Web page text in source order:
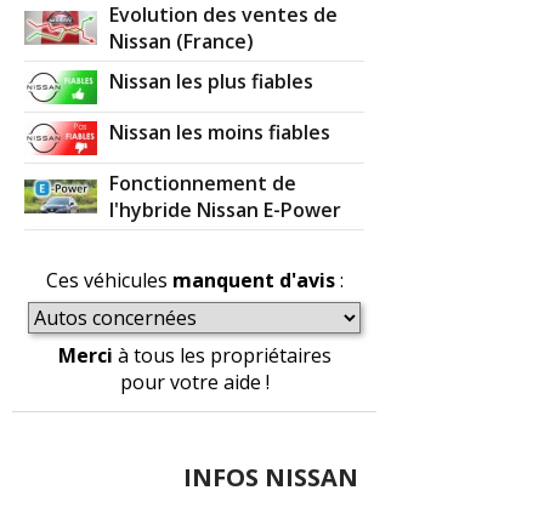
Evolution des ventes de
Nissan (France)
Nissan les plus fiables
Nissan les moins fiables
Fonctionnement de
l'hybride Nissan E-Power
Ces véhicules manquent d'avis:
Merci à tous les propriétaires
pour votre aide !
INFOS NISSAN